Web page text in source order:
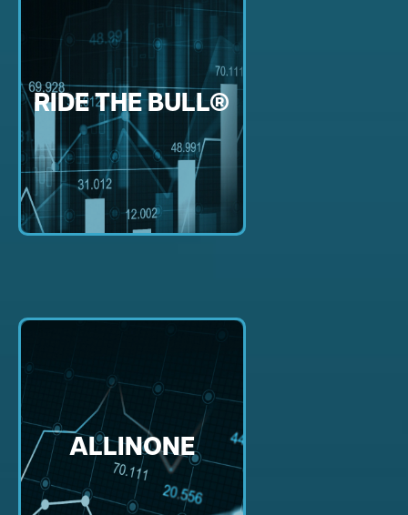
RIDE THE BULL®
ALLINONE